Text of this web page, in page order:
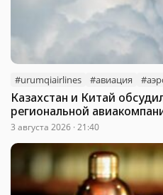
#urumqiairlines #авиация
Казахстан и Китай
региональной
3 августа 2026 · 21:40